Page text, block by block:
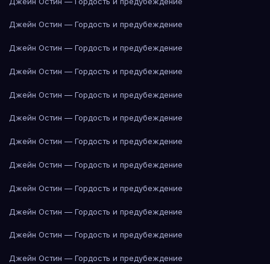
Джейн Остин — Гордость и предубеждение
Джейн Остин — Гордость и предубеждение
Джейн Остин — Гордость и предубеждение
Джейн Остин — Гордость и предубеждение
Джейн Остин — Гордость и предубеждение
Джейн Остин — Гордость и предубеждение
Джейн Остин — Гордость и предубеждение
Джейн Остин — Гордость и предубеждение
Джейн Остин — Гордость и предубеждение
Джейн Остин — Гордость и предубеждение
Джейн Остин — Гордость и предубеждение